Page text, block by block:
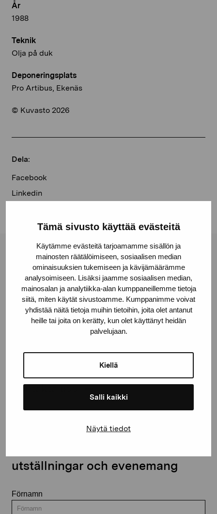
Tämä sivusto käyttää evästeitä
Käytämme evästeitä tarjoamamme sisällön ja
mainosten räätälöimiseen, sosiaalisen median
ominaisuuksien tukemiseen ja kävijämäärämme
analysoimiseen. Lisäksi jaamme sosiaalisen median,
mainosalan ja analytiikka-alan kumppaneillemme tietoja
siitä, miten käytät sivustoamme. Kumppanimme voivat
yhdistää näitä tietoja muihin tietoihin, joita olet antanut
heille tai joita on kerätty, kun olet käyttänyt heidän
palvelujaan.
Kiellä
Salli kaikki
Näytä tiedot
År
1988
Teknik
Olja på duk
Deponeringsplats
Pro Artibus, Ekenäs
© Kuvasto 2026
Dela:
Facebook
Linkedin
Stiftelsen Pro Artibus
Gustav Wasas gata 11
10600 Ekenäs
proartibus@proartibus.fi
Kontakta oss
utställningar och evenemang
Förnamn